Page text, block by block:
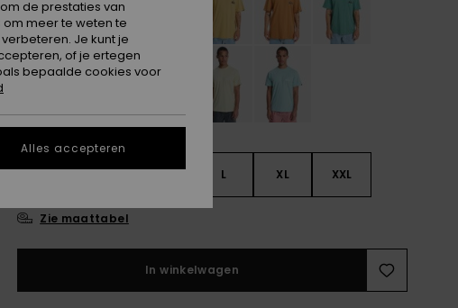
XS S M L XL XXL
Zie maattabel
In winkelwagen
de prestaties van
meer te weten te
Je kunt je
of je ertegen
bepaalde cookies voor
Alles accepteren